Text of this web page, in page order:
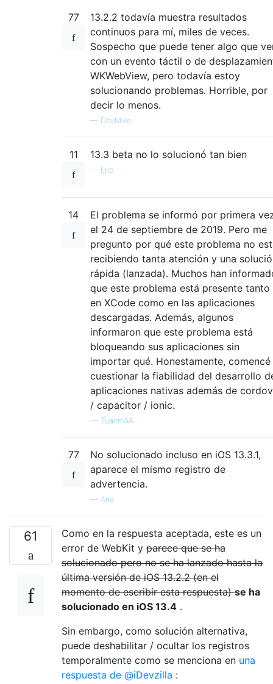
77
13.2.2 todavía muestra resultados
continuos para mí, miles de veces.
Sospecho que puede tener algo que
con un evento táctil o de
WKWebView, pero todavía estoy
solucionando problemas. Horrible, por
decir lo menos.
— DevMike
11 13.3 beta no lo solucionó tan bien
— Eric
14
El problema se informó por primera
el 24 de septiembre de 2019. Pero me
pregunto por qué este problema no
recibiendo tanta atención y una
rápida (lanzada). Muchos han
que este problema está presente tanto
en XCode como en las aplicaciones
descargadas. Además, algunos
informaron que este problema está
bloqueando sus aplicaciones sin
importar qué. Honestamente, comencé
cuestionar la fiabilidad del desarrollo
aplicaciones nativas además de
/ capacitor / ionic.
— TuaimiAA
77
No solucionado incluso en iOS 13.3.1,
aparece el mismo registro de
advertencia.
— Aria
61
Como en la respuesta aceptada, este es un
error de WebKit y parece que se ha
solucionado pero no se ha lanzado hasta la
última versión de iOS 13.2.2 (en el
momento de escribir esta respuesta)se ha
solucionado en iOS 13.4 .
Sin embargo, como solución alternativa,
puede deshabilitar / ocultar los registros
temporalmente como se menciona en una
respuesta de @iDevzilla :